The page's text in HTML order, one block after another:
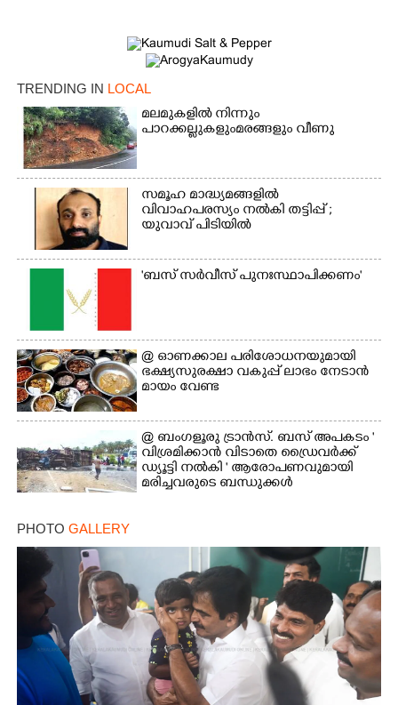
TRENDING IN LOCAL
മലമുകളിൽ നിന്നും
പാറക്കല്ലുകളുംമരങ്ങളും വീണു
സമൂഹ മാദ്ധ്യമങ്ങളിൽ
വിവാഹപരസ്യം നൽകി തട്ടിപ്പ് ;
യുവാവ് പിടിയിൽ
'ബസ് സർവീസ് പുനഃസ്ഥാപിക്കണം'
@​​​​​​​ ഓണക്കാല പരിശോധനയുമായി
ഭക്ഷ്യസുരക്ഷാ വകുപ്പ് ലാഭം നേടാൻ
മായം വേണ്ട
@ ബംഗളൂരു ട്രാൻസ്. ബസ് അപകടം '
വി​ശ്ര​മിക്കാൻ വിടാതെ ഡ്രൈ​വ​ർ​ക്ക്
ഡ്യൂട്ടി നൽകി ' ആരോപണവുമായി
മരിച്ചവരുടെ ബന്ധുക്കൾ
PHOTO GALLERY
Copy Link